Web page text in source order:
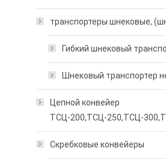
транспортеры шнековые,
Гибкий шнековый
Шнековый транспортер
Цепной конвейер
ТСЦ-200,ТСЦ-250,ТСЦ-
Скребковые конвейеры